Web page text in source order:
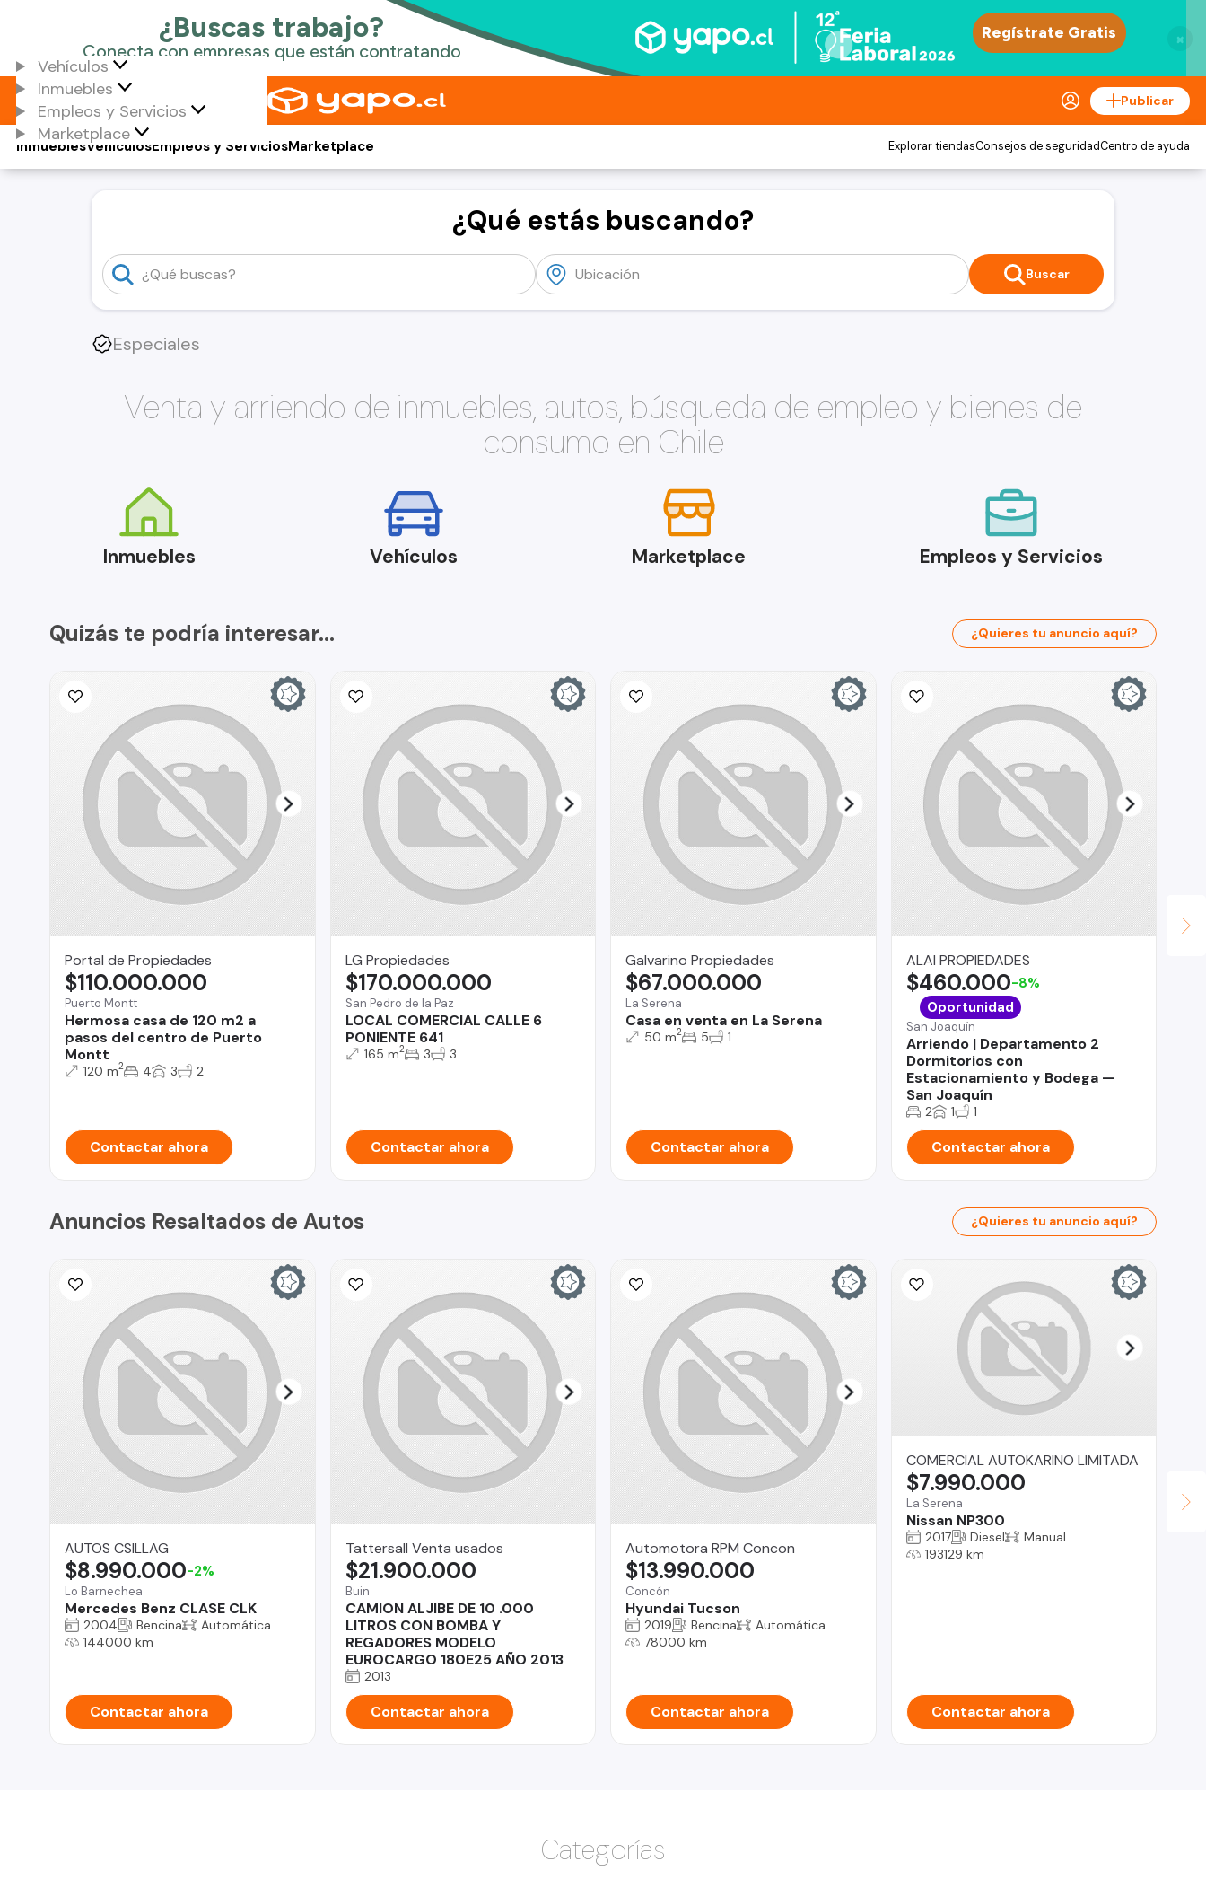
×
Vehículos
Inmuebles
Empleos y Servicios
Marketplace
Publicar
Vehículos
Inmuebles Empleos y ServiciosMarketplace Explorar tiendasConsejos de seguridadCentro de ayuda
¿Qué estás buscando?
Buscar
Especiales
Venta y arriendo de inmuebles, autos, búsqueda de empleo y bienes de
consumo en Chile
Inmuebles Vehículos Marketplace Empleos y Servicios
Quizás te podría interesar... ¿Quieres tu anuncio aquí?
Portal de Propiedades
Puerto Montt
Hermosa casa de 120 m2 a
pasos del centro de Puerto
Montt
$110.000.000
120 m2 4 3 2
Contactar ahora
LG Propiedades
San Pedro de la Paz
LOCAL COMERCIAL CALLE 6
PONIENTE 641
$170.000.000
165 m2 3 3
Contactar ahora
Galvarino Propiedades
La Serena
Casa en venta en La Serena
$67.000.000
50 m2 5 1
Contactar ahora
ALAI PROPIEDADES
San Joaquín
Arriendo | Departamento 2
Dormitorios con
Estacionamiento y Bodega —
San Joaquín
$460.000-8%
Oportunidad
2 1 1
Contactar ahora
Anuncios Resaltados de Autos ¿Quieres tu anuncio aquí?
AUTOS CSILLAG
Lo Barnechea
Mercedes Benz CLASE CLK
$8.990.000-2%
2004 Bencina
Automática
144000 km
Contactar ahora
Tattersall Venta usados
Buin
CAMION ALJIBE DE 10 .000
LITROS CON BOMBA Y
REGADORES MODELO
EUROCARGO 180E25 AÑO 2013
$21.900.000
2013
Contactar ahora
Automotora RPM Concon
Concón
Hyundai Tucson
$13.990.000
2019 Bencina
Automática
78000 km
Contactar ahora
COMERCIAL AUTOKARINO LIMITADA
La Serena
Nissan NP300
$7.990.000
2017 Diesel
Manual
193129 km
Contactar ahora
Categorías